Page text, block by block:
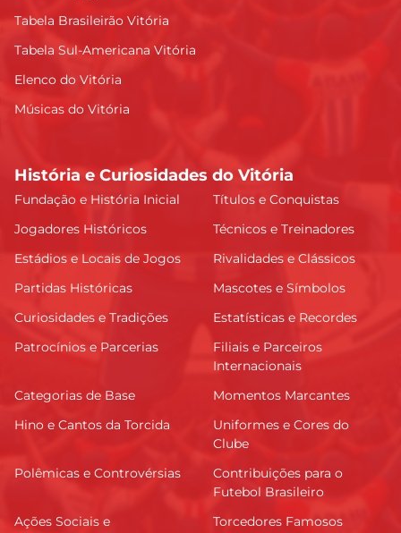
Tabela Brasileirão Vitória
Tabela Sul-Americana Vitória
Elenco do Vitória
Músicas do Vitória
História e Curiosidades do Vitória
Fundação e História Inicial
Títulos e Conquistas
Jogadores Históricos
Técnicos e Treinadores
Estádios e Locais de Jogos
Rivalidades e Clássicos
Partidas Históricas
Mascotes e Símbolos
Curiosidades e Tradições
Estatísticas e Recordes
Patrocínios e Parcerias
Filiais e Parceiros
Internacionais
Categorias de Base
Momentos Marcantes
Hino e Cantos da Torcida
Uniformes e Cores do
Clube
Polêmicas e Controvérsias
Contribuições para o
Futebol Brasileiro
Ações Sociais e
Torcedores Famosos